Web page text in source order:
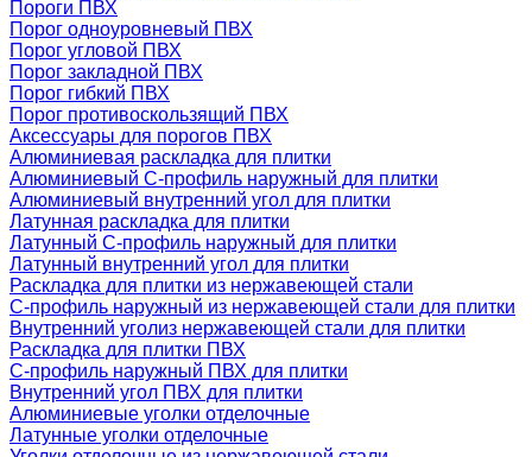
Пороги ПВХ
Порог одноуровневый ПВХ
Порог угловой ПВХ
Порог закладной ПВХ
Порог гибкий ПВХ
Порог противоскользящий ПВХ
Аксессуары для порогов ПВХ
Алюминиевая раскладка для плитки
Алюминиевый С-профиль наружный для плитки
Алюминиевый внутренний угол для плитки
Латунная раскладка для плитки
Латунный С-профиль наружный для плитки
Латунный внутренний угол для плитки
Раскладка для плитки из нержавеющей стали
С-профиль наружный из нержавеющей стали для плитки
Внутренний уголиз нержавеющей стали для плитки
Раскладка для плитки ПВХ
С-профиль наружный ПВХ для плитки
Внутренний угол ПВХ для плитки
Алюминиевые уголки отделочные
Латунные уголки отделочные